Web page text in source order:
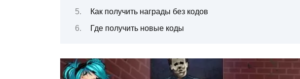
Как получить награды без кодов
Где получить новые коды